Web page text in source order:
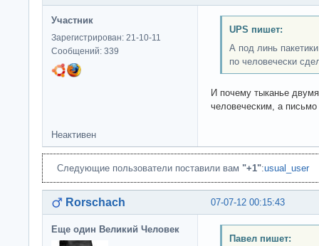
Участник
Зарегистрирован: 21-10-11
Сообщений: 339
UPS пишет:
А под линь
по человечески
И почему тыканье
человеческим, а
Неактивен
Следующие пользователи поставили вам "+1":usual_user
07-07-12 00:15:43
Rorschach
Еще один Великий Человек
Павел пишет: